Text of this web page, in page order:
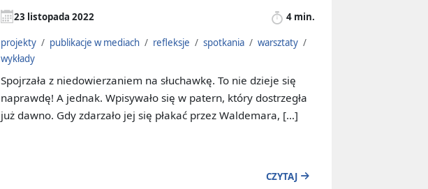
23 listopada 2022 4 min.
projekty / publikacje w mediach / refleksje / spotkania / warsztaty /
wykłady
Spojrzała z niedowierzaniem na słuchawkę. To nie dzieje się
naprawdę! A jednak. Wpisywało się w patern, który dostrzegła
już dawno. Gdy zdarzało jej się płakać przez Waldemara, […]
CZYTAJ